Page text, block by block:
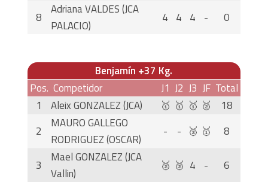
8
Adriana VALDES (JCA
PALACIO)
4 4 4 - 0
Benjamín +37 Kg.
Pos. Competidor J1 J2 J3 JF Total
1
Aleix GONZALEZ (JCA) 🥇 🥇 🥇 🥈
18
2
MAURO GALLEGO
RODRIGUEZ (OSCAR)
- - 🥈 🥇 8
3
Mael GONZALEZ (JCA
Vallin)
🥈 🥈 4 -
6